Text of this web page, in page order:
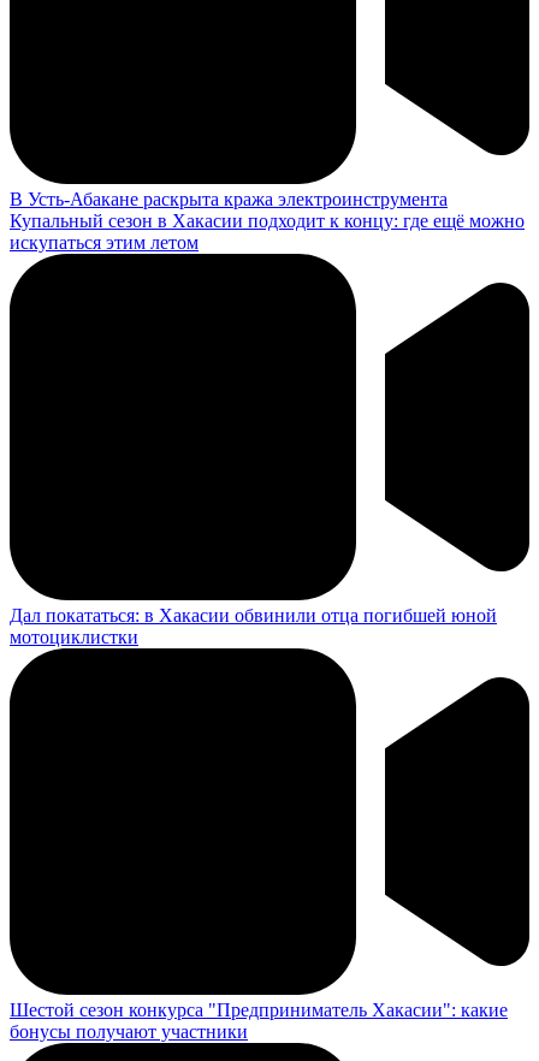
В Усть-Абакане раскрыта кража электроинструмента
Купальный сезон в Хакасии подходит к концу: где ещё можно
искупаться этим летом
Дал покататься: в Хакасии обвинили отца погибшей юной
мотоциклистки
Шестой сезон конкурса "Предприниматель Хакасии": какие
бонусы получают участники